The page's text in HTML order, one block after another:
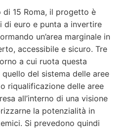
15 Roma, il progetto è
di euro e punta a invertire
un’area marginale in
accessibile e sicuro. Tre
a cui ruota questa
del sistema delle aree
riqualificazione delle aree
all’interno di una visione
la potenzialità in
Si prevedono quindi